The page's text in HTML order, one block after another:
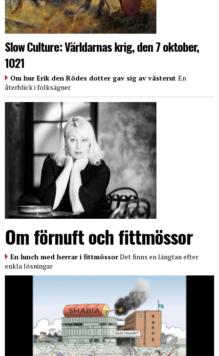
Slow Culture: Världarnas krig, den 7 oktober,
1021
Om hur Erik den Rödes dotter gav sig av västerut En
återblick i folksägner
Om förnuft och fittmössor
En lunch med herrar i fittmössorDet finns en längtan efter
enkla lösningar